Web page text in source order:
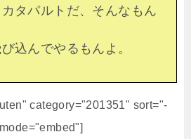
タパルトだ、そんなもん
込んでやるもんよ。
category="201351" sort="-